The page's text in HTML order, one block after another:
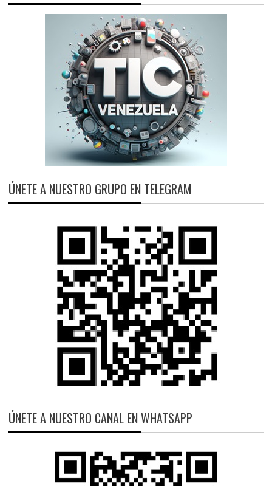
ÚNETE A NUESTRO GRUPO EN TELEGRAM
ÚNETE A NUESTRO CANAL EN WHATSAPP